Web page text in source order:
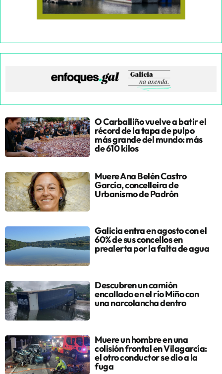
O Carballiño vuelve a batir el
récord de la tapa de pulpo
más grande del mundo: más
de 610 kilos
Muere Ana Belén Castro
García, concelleira de
Urbanismo de Padrón
Galicia entra en agosto con el
60% de sus concellos en
prealerta por la falta de agua
Descubren un camión
encallado en el río Miño con
una narcolancha dentro
Muere un hombre en una
colisión frontal en Vilagarcía:
el otro conductor se dio a la
fuga